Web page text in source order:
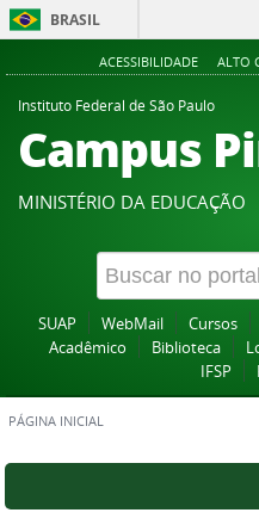
BRASIL
ACESSIBILIDADE ALTO
Instituto Federal de São Paulo
Campus
MINISTÉRIO DA EDUCAÇÃO
SUAP WebMail Cursos
Acadêmico
Biblioteca
IFSP
PÁGINA INICIAL